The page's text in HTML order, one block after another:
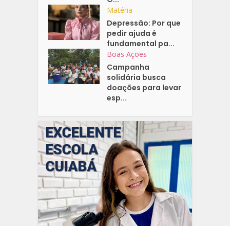
Matéria
Depressão: Por que
pedir ajuda é
fundamental pa...
Boas Ações
Campanha
solidária busca
doações para levar
esp...